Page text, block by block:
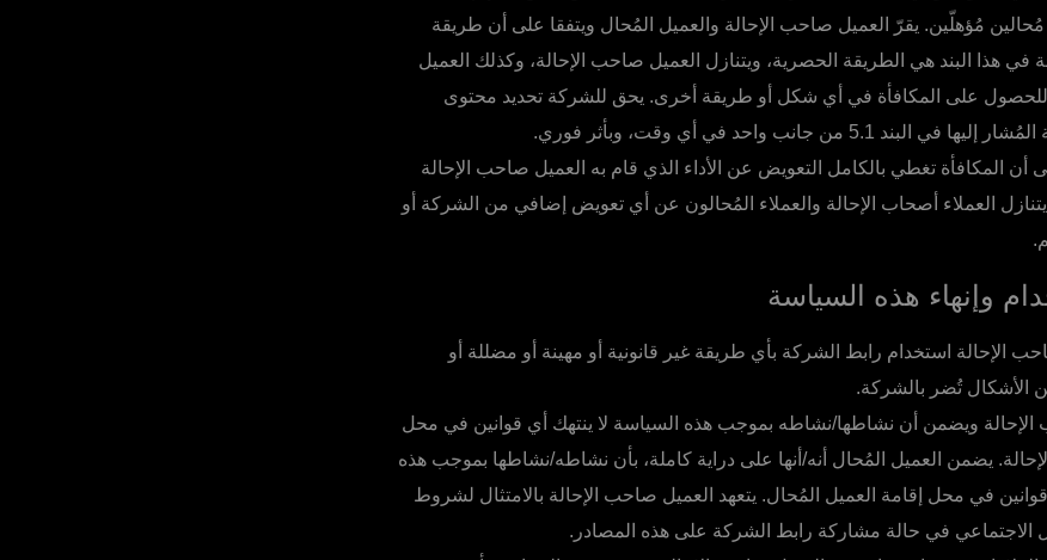
مُؤهلّين. يقرّ العميل صاحب الإحالة والعميل المُحال ويتفقا على أن طريقة
في هذا البند هي الطريقة الحصرية، ويتنازل العميل صاحب الإحالة، وكذلك العميل
على المكافأة في أي شكل أو طريقة أخرى. يحق للشركة تحديد محتوى
5.1 من جانب واحد في أي وقت، وبأثر فوري.
أن المكافأة تغطي بالكامل التعويض عن الأداء الذي قام به العميل صاحب الإحالة
يتنازل العملاء أصحاب الإحالة والعملاء المُحالون عن أي تعويض إضافي من الشركة أو
وإنهاء هذه السياسة
الإحالة استخدام رابط الشركة بأي طريقة غير قانونية أو مهينة أو مضللة أو
تُضر بالشركة.
الإحالة ويضمن أن نشاطها/نشاطه بموجب هذه السياسة لا ينتهك أي قوانين في محل
يضمن العميل المُحال أنه/أنها على دراية كاملة، بأن نشاطه/نشاطها بموجب هذه
في محل إقامة العميل المُحال. يتعهد العميل صاحب الإحالة بالامتثال لشروط
الاجتماعي في حالة مشاركة رابط الشركة على هذه المصادر.